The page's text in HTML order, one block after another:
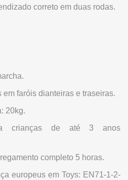
correto em duas rodas.
faróis dianteiras e traseiras.
20kg.
crianças de até 3 anos
completo 5 horas.
europeus em Toys: EN71-1-2-